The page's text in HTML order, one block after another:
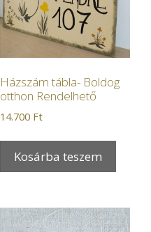
Házszám tábla- Boldog
otthon Rendelhető
14.700 Ft
Kosárba teszem